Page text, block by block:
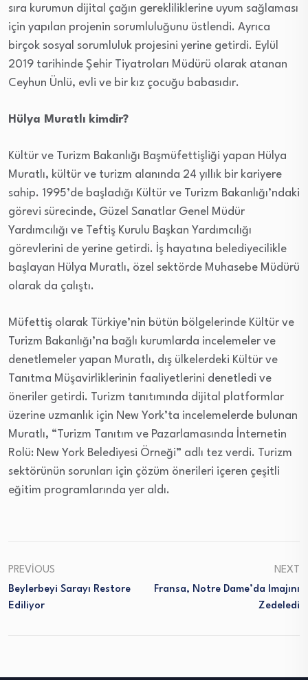
sıra kurumun dijital çağın gerekliliklerine uyum sağlaması
için yapılan projenin sorumluluğunu üstlendi. Ayrıca
birçok sosyal sorumluluk projesini yerine getirdi. Eylül
2019 tarihinde Şehir Tiyatroları Müdürü olarak atanan
Ceyhun Ünlü, evli ve bir kız çocuğu babasıdır.
Hülya Muratlı kimdir?
Kültür ve Turizm Bakanlığı Başmüfettişliği yapan Hülya
Muratlı, kültür ve turizm alanında 24 yıllık bir kariyere
sahip. 1995’de başladığı Kültür ve Turizm Bakanlığı’ndaki
görevi sürecinde, Güzel Sanatlar Genel Müdür
Yardımcılığı ve Teftiş Kurulu Başkan Yardımcılığı
görevlerini de yerine getirdi. İş hayatına belediyecilikle
başlayan Hülya Muratlı, özel sektörde Muhasebe Müdürü
olarak da çalıştı.
Müfettiş olarak Türkiye’nin bütün bölgelerinde Kültür ve
Turizm Bakanlığı’na bağlı kurumlarda incelemeler ve
denetlemeler yapan Muratlı, dış ülkelerdeki Kültür ve
Tanıtma Müşavirliklerinin faaliyetlerini denetledi ve
öneriler getirdi. Turizm tanıtımında dijital platformlar
üzerine uzmanlık için New York’ta incelemelerde bulunan
Muratlı, “Turizm Tanıtım ve Pazarlamasında İnternetin
Rolü: New York Belediyesi Örneği” adlı tez verdi. Turizm
sektörünün sorunları için çözüm önerileri içeren çeşitli
eğitim programlarında yer aldı.
PREVIOUS
Beylerbeyi Sarayı Restore
Ediliyor
NEXT
Fransa, Notre Dame’da Imajını
Zedeledi